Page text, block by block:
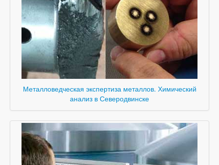
Металловедческая экспертиза металлов. Химический
анализ в Северодвинске